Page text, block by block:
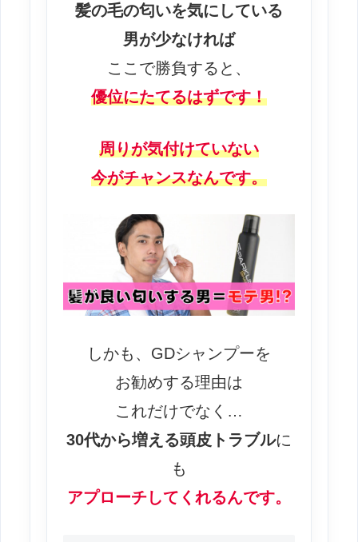
髪の毛の匂いを気にしている
男が少なければ
ここで勝負すると、
優位にたてるはずです！
周りが気付けていない
今がチャンスなんです。
しかも、GDシャンプーを
お勧めする理由は
これだけでなく…
30代から増える頭皮トラブルに
も
アプローチしてくれるんです。